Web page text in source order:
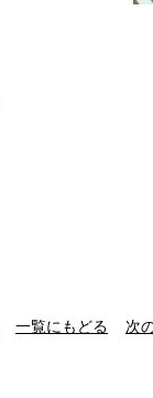
一覧にもどる 次